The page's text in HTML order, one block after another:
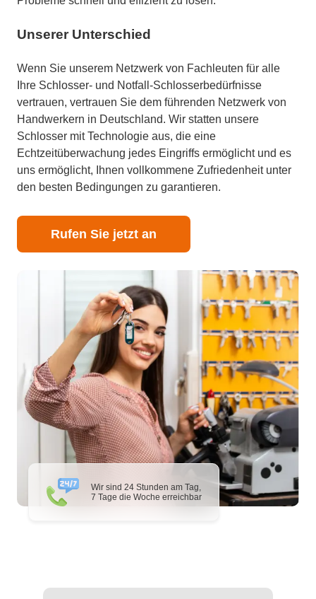
Wir sind 24 Stunden am Tag,
7 Tage die Woche erreichbar
Unserer Unterschied
Wenn Sie unserem Netzwerk von Fachleuten für alle
Ihre Schlosser- und Notfall-Schlosserbedürfnisse
vertrauen, vertrauen Sie dem führenden Netzwerk von
Handwerkern in Deutschland. Wir statten unsere
Schlosser mit Technologie aus, die eine
Echtzeitüberwachung jedes Eingriffs ermöglicht und es
uns ermöglicht, Ihnen vollkommene Zufriedenheit unter
den besten Bedingungen zu garantieren.
Rufen Sie jetzt an